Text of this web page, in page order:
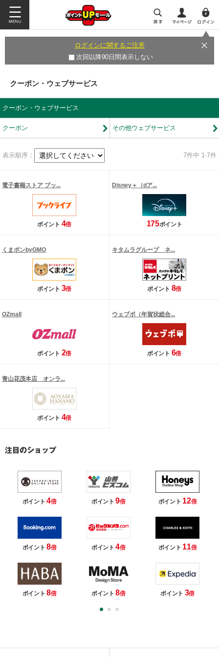
ログインに関するご注意
次回以降90日間表示しない
クーポン・ウェブサービス
クーポン・ウェブサービス
クーポン その他ウェブサービス
表示順序： 7件中 1-7件
電子書籍ストア ブッ...
ポイント 4倍
Disney＋（dア...
175ポイント
くまポンbyGMO
ポイント 3倍
キタムラグループ ネ...
ポイント 8倍
OZmall
ポイント 2倍
ウェブポ（年賀状総合...
ポイント 6倍
青山花茂本店 オンラ...
ポイント 4倍
ポイント4倍 ポイント9倍 ポイント 12倍
ポイント8倍 ポイント4倍 ポイント 11倍
ポイント8倍 ポイント8倍 ポイント 3倍